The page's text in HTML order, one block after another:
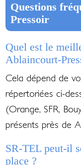
Questions
Pressoir
Quel est le
Ablaincourt-
Cela dépend de
répertoriées ci-
(Orange, SFR,
présents près de
SR-TEL peut-il
place ?